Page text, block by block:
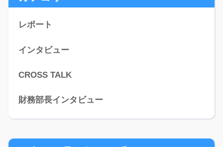
レポート
インタビュー
CROSS TALK
財務部長インタビュー